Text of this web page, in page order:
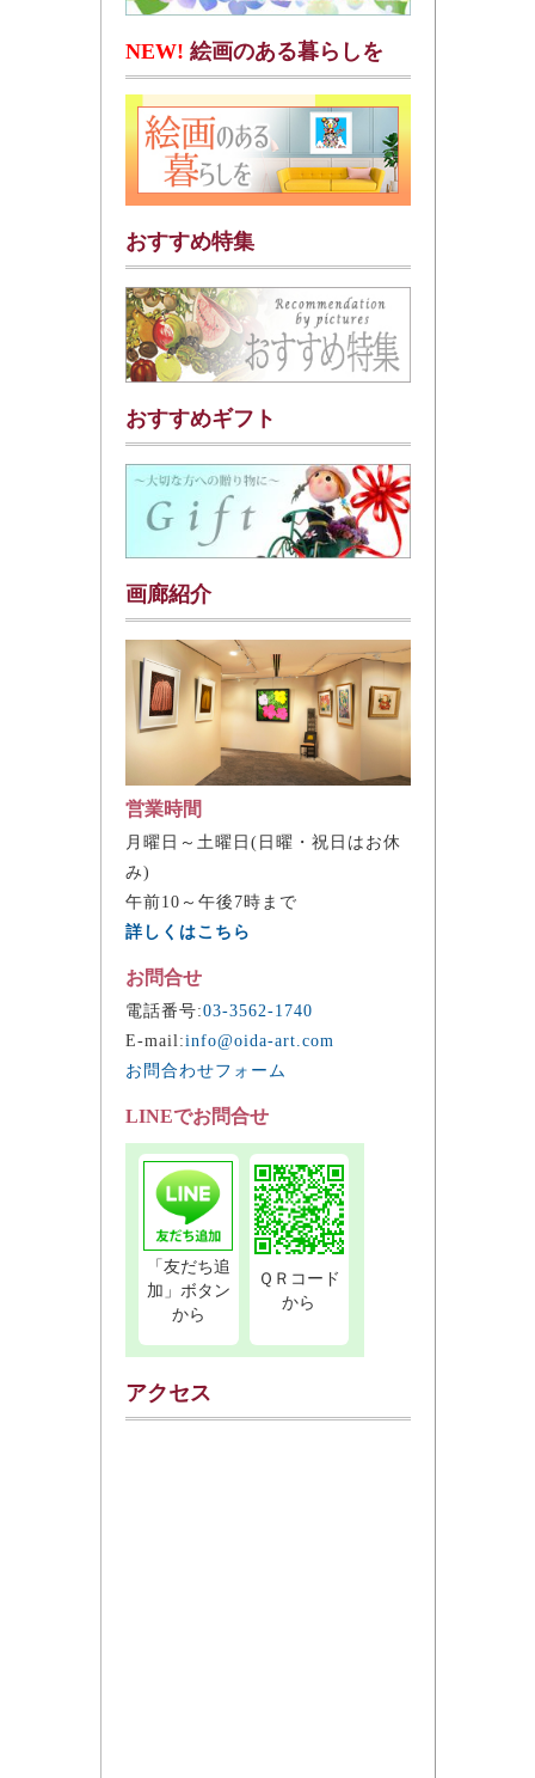
NEW! 絵画のある暮らしを
おすすめ特集
おすすめギフト
画廊紹介
営業時間
月曜日～土曜日(日曜・祝日はお休
み)
午前10～午後7時まで
詳しくはこちら
お問合せ
電話番号:03-3562-1740
E-mail:info@oida-art.com
お問合わせフォーム
LINEでお問合せ
「友だち追
加」ボタン
から
ＱＲコード
から
アクセス